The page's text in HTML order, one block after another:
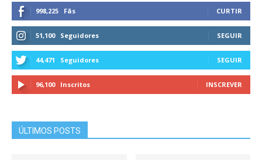
998,225 Fãs CURTIR
51,100 Seguidores SEGUIR
44,471 Seguidores SEGUIR
96,100 Inscritos INSCREVER
ÚLTIMOS POSTS